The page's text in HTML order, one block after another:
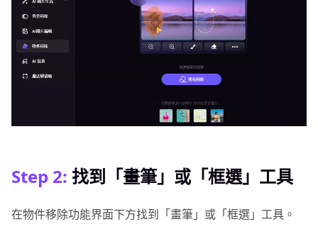
Step 2: 找到「畫筆」或「框選」工具
在物件移除功能界面下方找到「畫筆」或「框選」工具。